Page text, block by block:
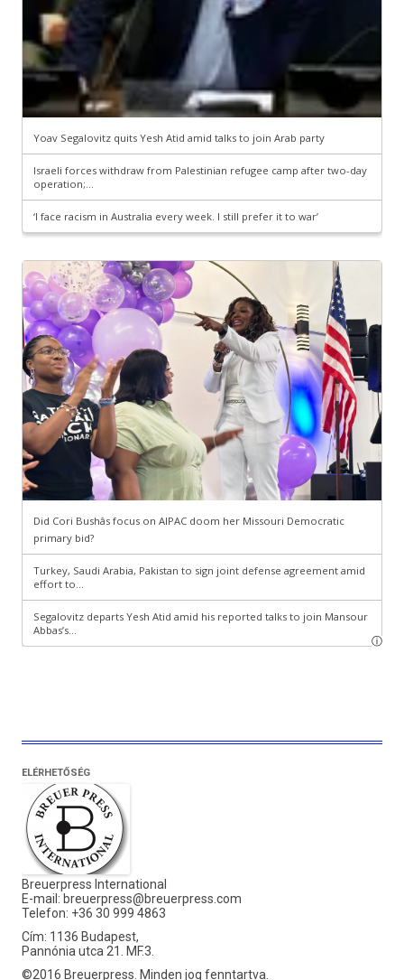
ELÉRHETŐSÉG
Breuerpress International
E-mail: breuerpress@breuerpress.com
Telefon: +36 30 999 4863
Cím: 1136 Budapest,
Pannónia utca 21. MF.3.
©2016 Breuerpress. Minden jog fenntartva.